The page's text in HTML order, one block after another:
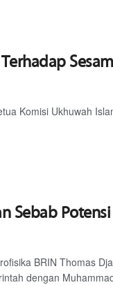
Komisi Ukhuwah
Sebab
BRIN Thomas
dengan